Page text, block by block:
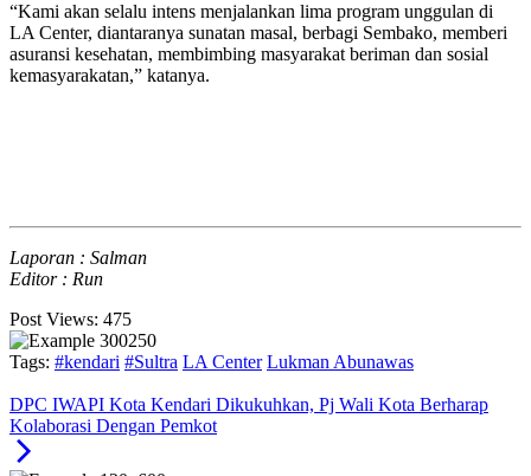
“Kami akan selalu intens menjalankan lima program unggulan di
LA Center, diantaranya sunatan masal, berbagi Sembako, memberi
asuransi kesehatan, membimbing masyarakat beriman dan sosial
kemasyarakatan,” katanya.
Laporan : Salman
Editor : Run
Post Views: 475
Tags: #kendari #Sultra LA Center Lukman Abunawas
DPC IWAPI Kota Kendari Dikukuhkan, Pj Wali Kota Berharap
Kolaborasi Dengan Pemkot